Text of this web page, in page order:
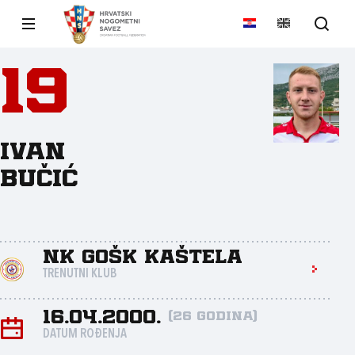
19
Ivan
Bučić
NK GOŠK Kaštela
TRENUTNI KLUB
16.04.2000. (26 godina)
DATUM ROĐENJA